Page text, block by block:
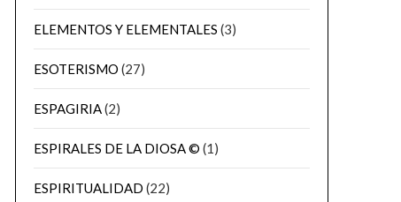
ELEMENTOS Y ELEMENTALES (3)
ESOTERISMO (27)
ESPAGIRIA(2)
ESPIRALES DE LA DIOSA © (1)
ESPIRITUALIDAD (22)